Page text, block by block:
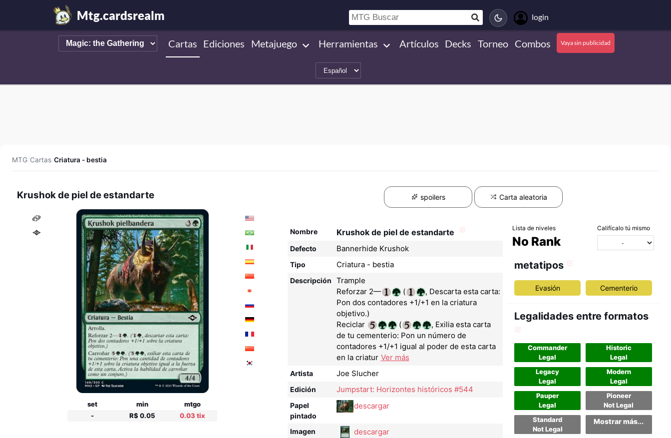
Mtg.cardsrealm login
Cartas Ediciones Metajuego Herramientas Artículos Decks Torneo Combos Vaya sin publicidad
MTG/Cartas/Criatura - bestia
Krushok de piel de estandarte
set min
mtgo
-
R$ 0.05 0.03 tix
spoilers Carta aleatoria
Nombre Krushok de piel de estandarte
Defecto Bannerhide Krushok
Tipo Criatura - bestia
Descripción
Trample
Reforzar 2—
(
, Descarta esta carta:
Pon dos contadores +1/+1 en la criatura
objetivo.)
Reciclar
(
, Exilia esta carta
de tu cementerio: Pon un número de
contadores +1/+1 igual al poder de esta carta
en la criatur Ver más
Artista Joe Slucher
Edición Jumpstart: Horizontes históricos #544
Papel
pintado
descargar
Imagen descargar
Lista de niveles
No Rank
Califícalo tú mismo
metatipos
Evasión Cementerio
Legalidades entre formatos
Commander
Legal
Historic
Legal
Legacy
Legal
Modern
Legal
Pauper
Legal
Pioneer
Not Legal
Standard
Not Legal
Mostrar más...